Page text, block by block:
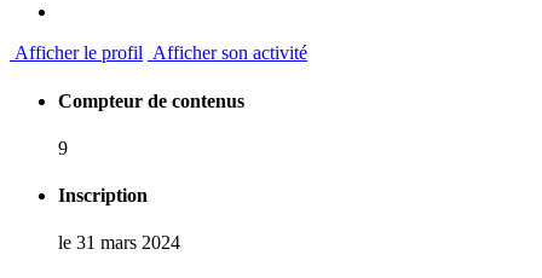
Afficher le profil Afficher son activité
Compteur de contenus
9
Inscription
le 31 mars 2024